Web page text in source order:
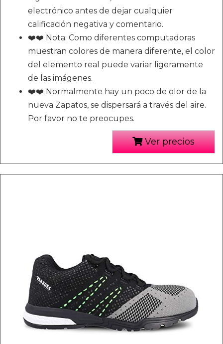
electrónico antes de dejar cualquier
calificación negativa y comentario.
❤️❤️ Nota: Como diferentes computadoras
muestran colores de manera diferente, el color
del elemento real puede variar ligeramente
de las imágenes.
❤️❤️ Normalmente hay un poco de olor de la
nueva Zapatos, se dispersará a través del aire.
Por favor no te preocupes.
Ver precios